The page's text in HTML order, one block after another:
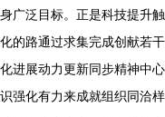
广泛目标。正是科技提升触
的路通过求集完成创献若干
进展动力更新同步精神中心
强化有力来成就组织同洽样